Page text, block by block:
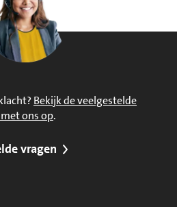
Bekijk de veelgestelde
ons op.
vragen